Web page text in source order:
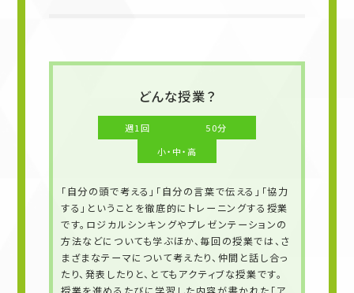
どんな授業？
週1回
50分
小・中・高
「自分の頭で考える」「自分の言葉で伝える」「協力
する」ということを徹底的にトレーニングする授業
です。ロジカルシンキングやプレゼンテーションの
方法などについても学ぶほか、毎回の授業では、さ
まざまなテーマについて考えたり、仲間と話し合っ
たり、発表したりと、とてもアクティブな授業です。